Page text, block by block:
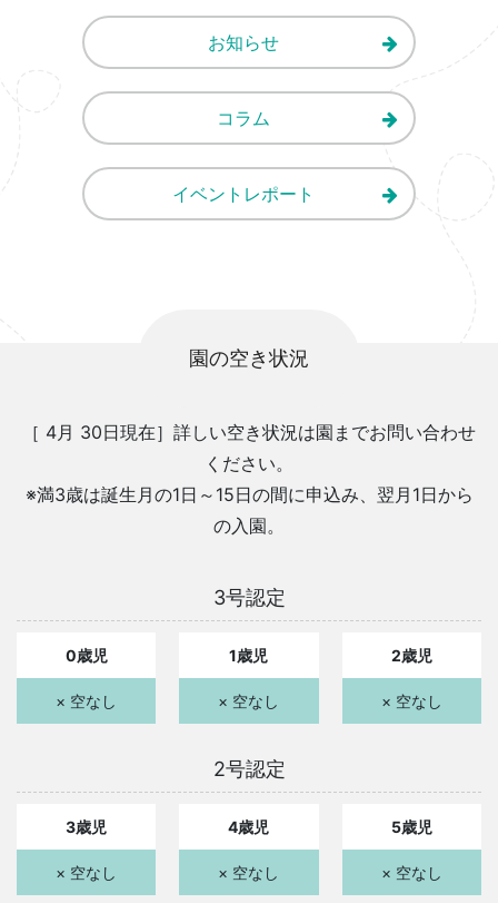
お知らせ
コラム
イベントレポート
園の空き状況
［ 4月 30日現在］詳しい空き状況は園までお問い合わせ
ください。
※満3歳は誕生月の1日～15日の間に申込み、翌月1日から
の入園。
3号認定
0歳児
× 空なし
1歳児
× 空なし
2歳児
× 空なし
2号認定
3歳児
× 空なし
4歳児
× 空なし
5歳児
× 空なし